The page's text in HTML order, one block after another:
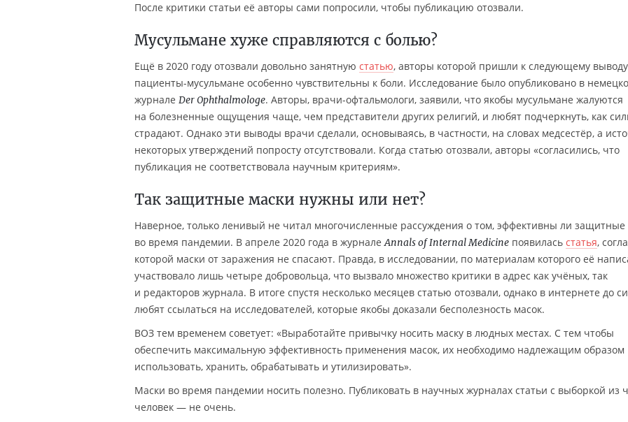
После критики статьи её авторы сами попросили, чтобы публикацию отозвали.
Мусульмане хуже справляются с болью?
Ещё в 2020 году отозвали довольно занятную статью, авторы которой пришли к следующему
пациенты-мусульмане особенно чувствительны к боли. Исследование было опубликовано в
журнале Der Ophthalmologe. Авторы, врачи-офтальмологи, заявили, что якобы мусульмане жалуются
на болезненные ощущения чаще, чем представители других религий, и любят подчеркнуть, как
страдают. Однако эти выводы врачи сделали, основываясь, в частности, на словах медсестёр, а
некоторых утверждений попросту отсутствовали. Когда статью отозвали, авторы «согласились, что
публикация не соответствовала научным критериям».
Так защитные маски нужны или нет?
Наверное, только ленивый не читал многочисленные рассуждения о том, эффективны ли защитные
во время пандемии. В апреле 2020 года в журналеAnnals of Internal Medicine появилась статья,
которой маски от заражения не спасают. Правда, в исследовании, по материалам которого её
участвовало лишь четыре добровольца, что вызвало множество критики в адрес как учёных, так
и редакторов журнала. В итоге спустя несколько месяцев статью отозвали, однако в интернете до
любят ссылаться на исследователей, которые якобы доказали бесполезность масок.
ВОЗ тем временем советует: «Выработайте привычку носить маску в людных местах. С тем чтобы
обеспечить максимальную эффективность применения масок, их необходимо надлежащим образом
использовать, хранить, обрабатывать и утилизировать».
Маски во время пандемии носить полезно. Публиковать в научных журналах статьи с выборкой из
человек — не очень.